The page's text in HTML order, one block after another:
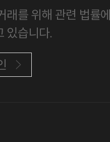
래를 위해 관련 법률
있습니다.